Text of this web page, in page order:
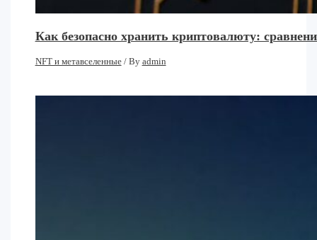
Как безопасно хранить криптовалюту:
NFT и метавселенные/ By admin